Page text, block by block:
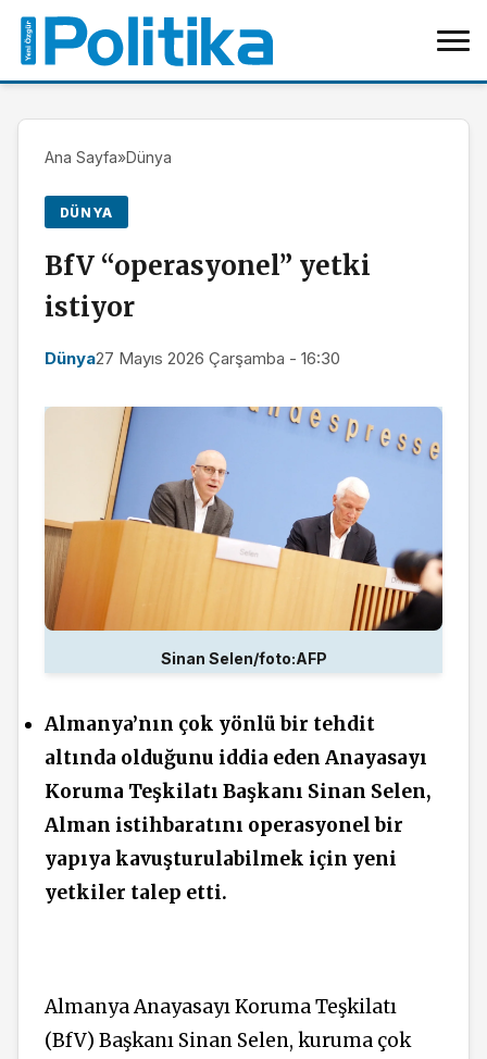
Ana Sayfa»Dünya
DÜNYA
BfV “operasyonel” yetki
istiyor
Dünya27 Mayıs 2026 Çarşamba - 16:30
Sinan Selen/foto:AFP
Almanya’nın çok yönlü bir tehdit
altında olduğunu iddia eden Anayasayı
Koruma Teşkilatı Başkanı Sinan Selen,
Alman istihbaratını operasyonel bir
yapıya kavuşturulabilmek için yeni
yetkiler talep etti.
Almanya Anayasayı Koruma Teşkilatı
(BfV) Başkanı Sinan Selen, kuruma çok